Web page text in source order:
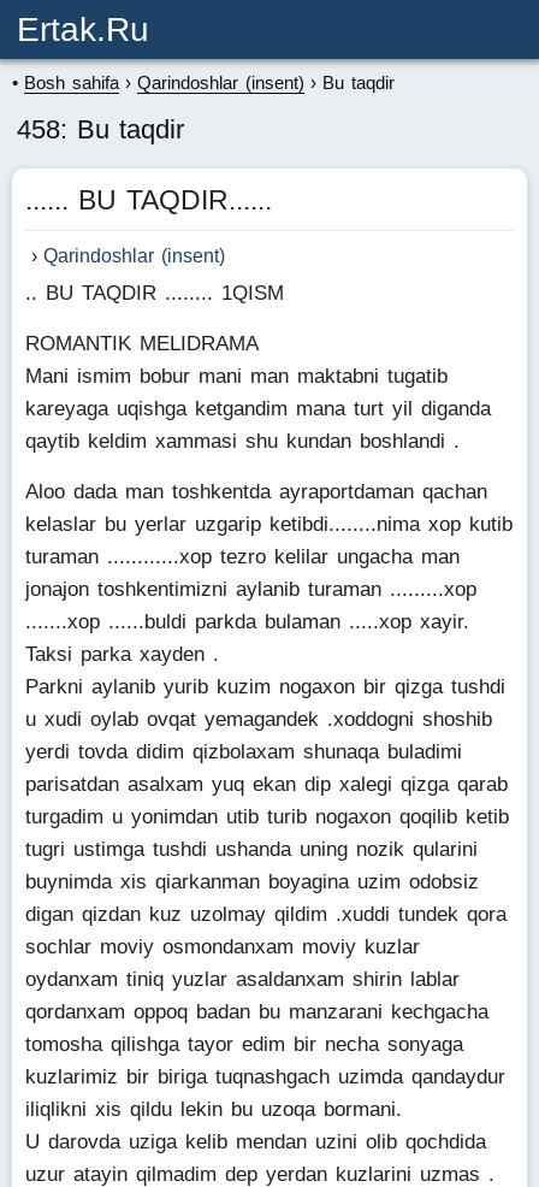
Ertak.ru
Bosh sahifa Qarindoshlar (insent) Bu taqdir
458: Bu taqdir
...... BU TAQDIR......
Qarindoshlar (insent)
.. BU TAQDIR ........ 1QISM
ROMANTIK MELIDRAMA
Mani ismim bobur mani man maktabni tugatib
kareyaga uqishga ketgandim mana turt yil diganda
qaytib keldim xammasi shu kundan boshlandi .
Aloo dada man toshkentda ayraportdaman qachan
kelaslar bu yerlar uzgarip ketibdi........nima xop kutib
turaman ............xop tezro kelilar ungacha man
jonajon toshkentimizni aylanib turaman .........xop
.......xop ......buldi parkda bulaman .....xop xayir.
Taksi parka xayden .
Parkni aylanib yurib kuzim nogaxon bir qizga tushdi
u xudi oylab ovqat yemagandek .xoddogni shoshib
yerdi tovda didim qizbolaxam shunaqa buladimi
parisatdan asalxam yuq ekan dip xalegi qizga qarab
turgadim u yonimdan utib turib nogaxon qoqilib ketib
tugri ustimga tushdi ushanda uning nozik qularini
buynimda xis qiarkanman boyagina uzim odobsiz
digan qizdan kuz uzolmay qildim .xuddi tundek qora
sochlar moviy osmondanxam moviy kuzlar
oydanxam tiniq yuzlar asaldanxam shirin lablar
qordanxam oppoq badan bu manzarani kechgacha
tomosha qilishga tayor edim bir necha sonyaga
kuzlarimiz bir biriga tuqnashgach uzimda qandaydur
iliqlikni xis qildu lekin bu uzoqa bormani.
U darovda uziga kelib mendan uzini olib qochdida
uzur atayin qilmadim dep yerdan kuzlarini uzmas .